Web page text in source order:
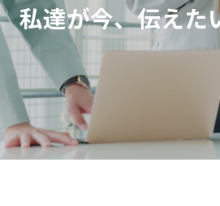
私達が今、伝えた